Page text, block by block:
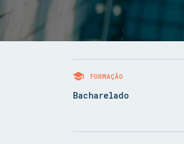
FORMAÇÃO
Bacharelado